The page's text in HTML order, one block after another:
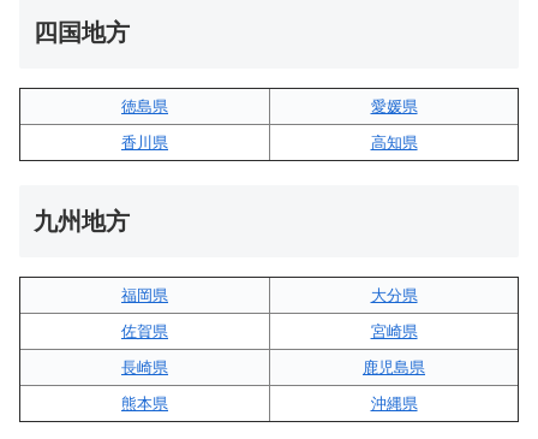
四国地方
徳島県
愛媛県
香川県
高知県
九州地方
福岡県
大分県
佐賀県
宮崎県
長崎県
鹿児島県
熊本県
沖縄県